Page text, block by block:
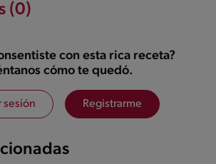
(0)
con esta rica receta?
cómo te quedó.
sesión Registrarme